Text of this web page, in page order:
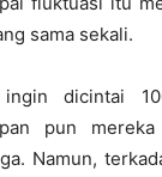
sama sekali.
dicintai
pun mereka
Namun,